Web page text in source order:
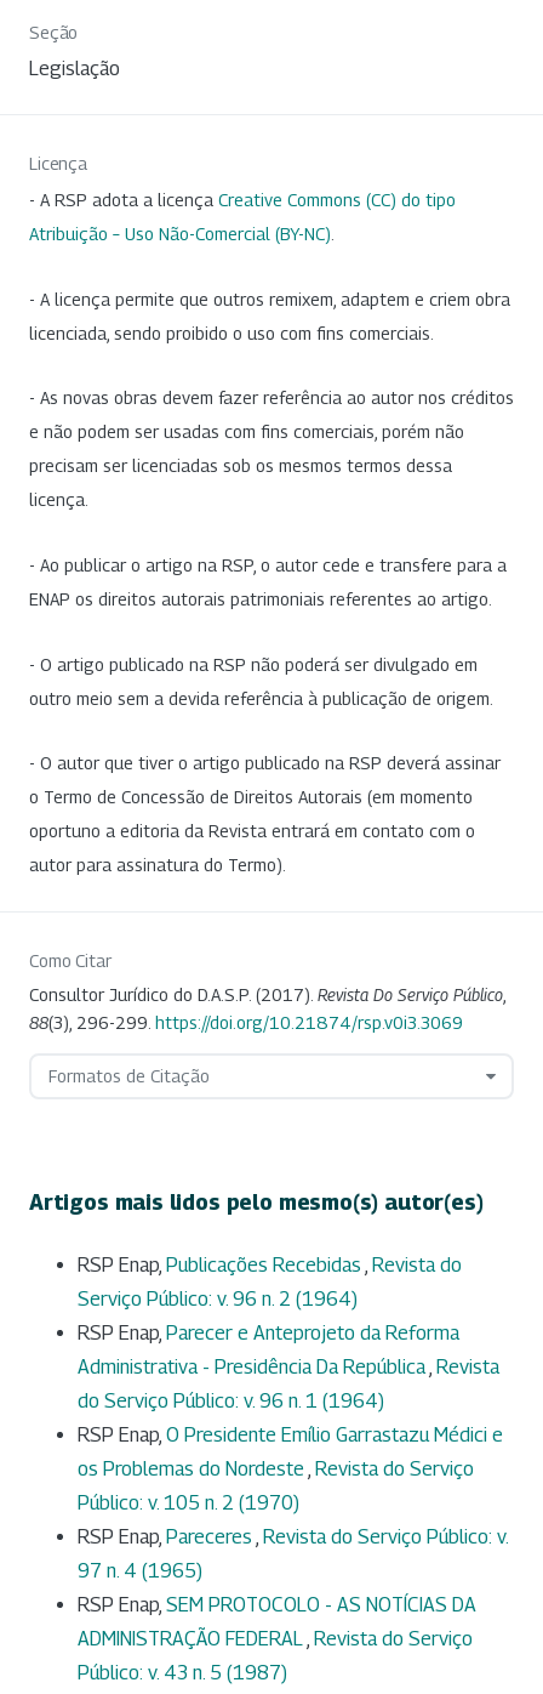
Seção
Legislação
Licença
- A RSP adota a licença Creative Commons (CC) do tipo
Atribuição – Uso Não-Comercial (BY-NC)
- A licença permite que outros remixem, adaptem e criem obra
licenciada, sendo proibido o uso com fins comerciais.
- As novas obras devem fazer referência ao autor nos créditos
e não podem ser usadas com fins comerciais, porém não
precisam ser licenciadas sob os mesmos termos dessa
licença.
- Ao publicar o artigo na RSP, o autor cede e transfere para a
ENAP os direitos autorais patrimoniais referentes ao artigo.
- O artigo publicado na RSP não poderá ser divulgado em
outro meio sem a devida referência à publicação de origem.
- O autor que tiver o artigo publicado na RSP deverá assinar
o Termo de Concessão de Direitos Autorais (em momento
oportuno a editoria da Revista entrará em contato com o
autor para assinatura do Termo).
Como Citar
Consultor Jurídico do D.A.S.P. (2017). Revista Do Serviço Público
88(3), 296-299. https://doi.org/10.21874/rsp.v0i3.3069
Formatos de Citação
Artigos mais lidos pelo mesmo(s) autor(es)
RSP Enap, Publicações Recebidas Revista do
Serviço Público: v. 96 n. 2 (1964)
RSP Enap, Parecer e Anteprojeto da Reforma
Administrativa - Presidência Da República Revista
do Serviço Público: v. 96 n. 1 (1964)
RSP Enap, O Presidente Emílio Garrastazu Médici e
os Problemas do Nordeste Revista do Serviço
Público: v. 105 n. 2 (1970)
RSP Enap, Pareceres Revista do Serviço Público: v.
97 n. 4 (1965)
RSP Enap, SEM PROTOCOLO - AS NOTÍCIAS DA
ADMINISTRAÇÃO FEDERAL
Revista do Serviço
Público: v. 43 n. 5 (1987)